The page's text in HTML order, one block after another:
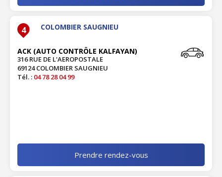
4 COLOMBIER SAUGNIEU
ACK (AUTO CONTRÔLE KALFAYAN)
316 RUE DE L'AEROPOSTALE
69124 COLOMBIER SAUGNIEU
Tél. : 04 78 28 04 99
Prendre rendez-vous